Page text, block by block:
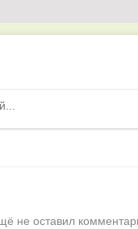
не оставил